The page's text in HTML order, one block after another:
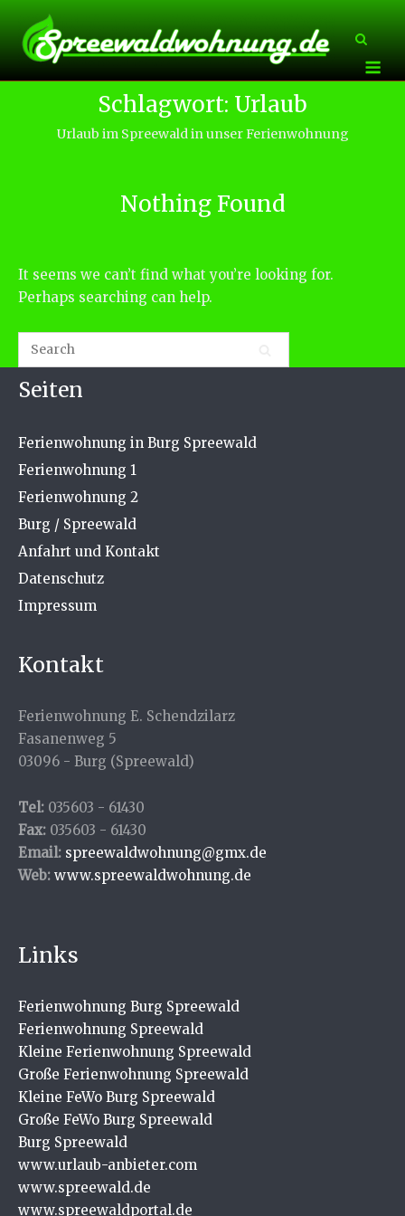
content
Schlagwort: Urlaub
Urlaub im Spreewald in unser Ferienwohnung
Nothing Found
It seems we can’t find what you’re looking for.
Perhaps searching can help.
Seiten
Ferienwohnung in Burg Spreewald
Ferienwohnung 1
Ferienwohnung 2
Burg / Spreewald
Anfahrt und Kontakt
Datenschutz
Impressum
Kontakt
Ferienwohnung E. Schendzilarz
Fasanenweg 5
03096 - Burg (Spreewald)
Tel: 035603 - 61430
Fax: 035603 - 61430
Email: spreewaldwohnung@gmx.de
Web: www.spreewaldwohnung.de
Links
Ferienwohnung Burg Spreewald
Ferienwohnung Spreewald
Kleine Ferienwohnung Spreewald
Große Ferienwohnung Spreewald
Kleine FeWo Burg Spreewald
Große FeWo Burg Spreewald
Burg Spreewald
www.urlaub-anbieter.com
www.spreewald.de
www.spreewaldportal.de